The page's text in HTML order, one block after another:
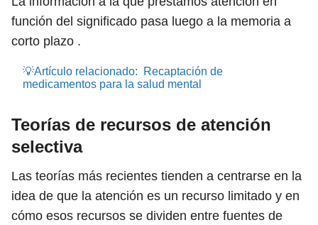
función del significado pasa luego a la memoria a
corto plazo .
💡Artículo relacionado:
Recaptación de
medicamentos para la salud mental
Teorías de recursos de atención
selectiva
Las teorías más recientes tienden a centrarse en la
idea de que la atención es un recurso limitado y en
cómo esos recursos se dividen entre fuentes de